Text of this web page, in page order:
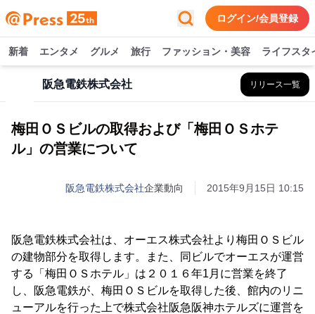
ログイン/会員登録
新着 エンタメ グルメ 旅行 ファッション・美容 ライフスタ
阪急電鉄株式会社 リリース一覧
梅田ＯＳビルの取得および「梅田ＯＳホテ
ル」の営業について
阪急電鉄株式会社企業動向 2015年9月15日 10:15
阪急電鉄株式会社は、オーエス株式会社より梅田ＯＳビル
の建物部分を取得します。また、同ビルでオーエスが運営
する「梅田ＯＳホテル」は２０１６年1月に営業を終了
し、阪急電鉄が、梅田ＯＳビルを取得した後、館内のリニ
ューアルを行った上で株式会社阪急阪神ホテルズに運営を